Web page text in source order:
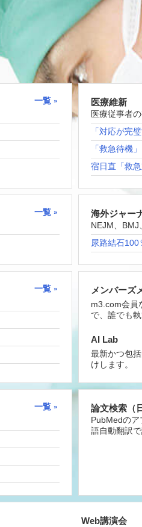
一覧
医療維新
医療従事者
「対応が完
「救急待機
宿日直「救
一覧
海外ジャー
NEJM、BMJ
尿路結石
一覧
メンバーズ
m3.com会員
で、誰でも
AI Lab
最新かつ包
けします。
一覧
論文検索（
PubMedの
語自動翻訳
Web講演会